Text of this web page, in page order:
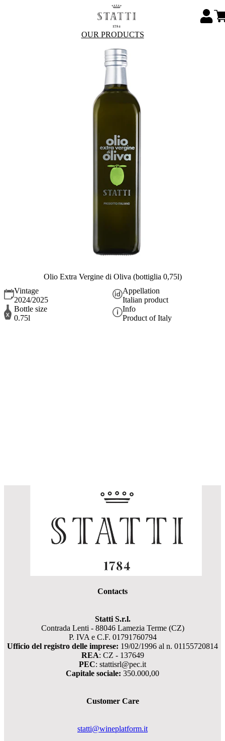
OUR PRODUCTS
Olio Extra Vergine di Oliva (bottiglia 0,75l)
Vintage
2024/2025
Appellation
Italian product
Bottle size
0.75l
Info
Product of Italy
Contacts
Statti S.r.l.
Contrada Lenti - 88046 Lamezia Terme (CZ)
P. IVA e C.F. 01791760794
Ufficio del registro delle imprese: 19/02/1996 al n. 01155720814
REA: CZ - 137649
PEC: stattisrl@pec.it
Capitale sociale: 350.000,00
Customer Care
statti@wineplatform.it